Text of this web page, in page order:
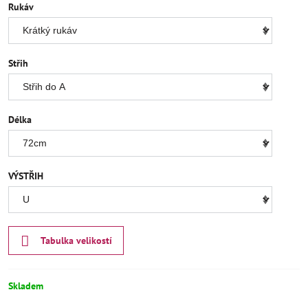
Rukáv
Střih
Délka
VÝSTŘIH
Tabulka velikostí
Skladem